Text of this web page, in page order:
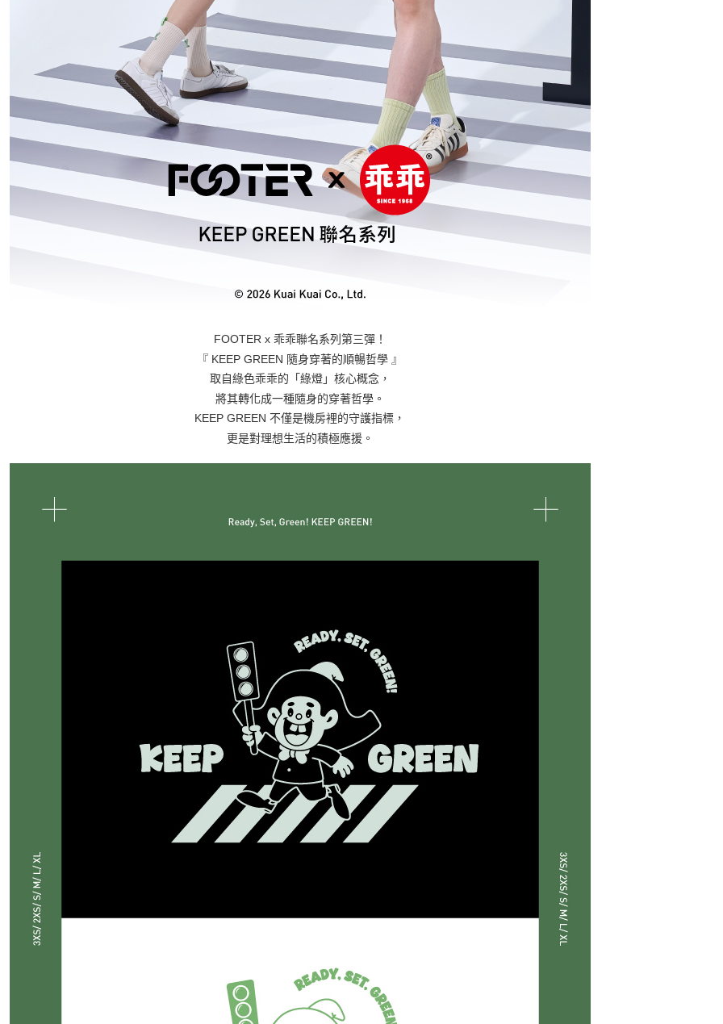
FOOTER x 乖乖聯名系列第三彈！
『 KEEP GREEN 隨身穿著的順暢哲學 』
取自綠色乖乖的「綠燈」核心概念，
將其轉化成一種隨身的穿著哲學。
KEEP GREEN 不僅是機房裡的守護指標，
更是對理想生活的積極應援。